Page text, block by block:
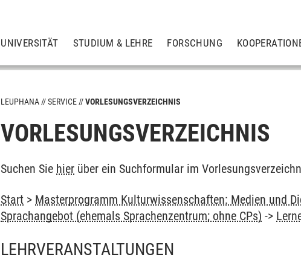
UNIVERSITÄT STUDIUM & LEHRE FORSCHUNG
LEUPHANA SERVICE VORLESUNGSVERZEICHNIS
VORLESUNGSVERZEICHNIS
Suchen Sie hier über ein Suchformular im
Start > Masterprogramm Kulturwissenschaften: Medien und
Sprachangebot (ehemals Sprachenzentrum; ohne CPs) ->
LEHRVERANSTALTUNGEN